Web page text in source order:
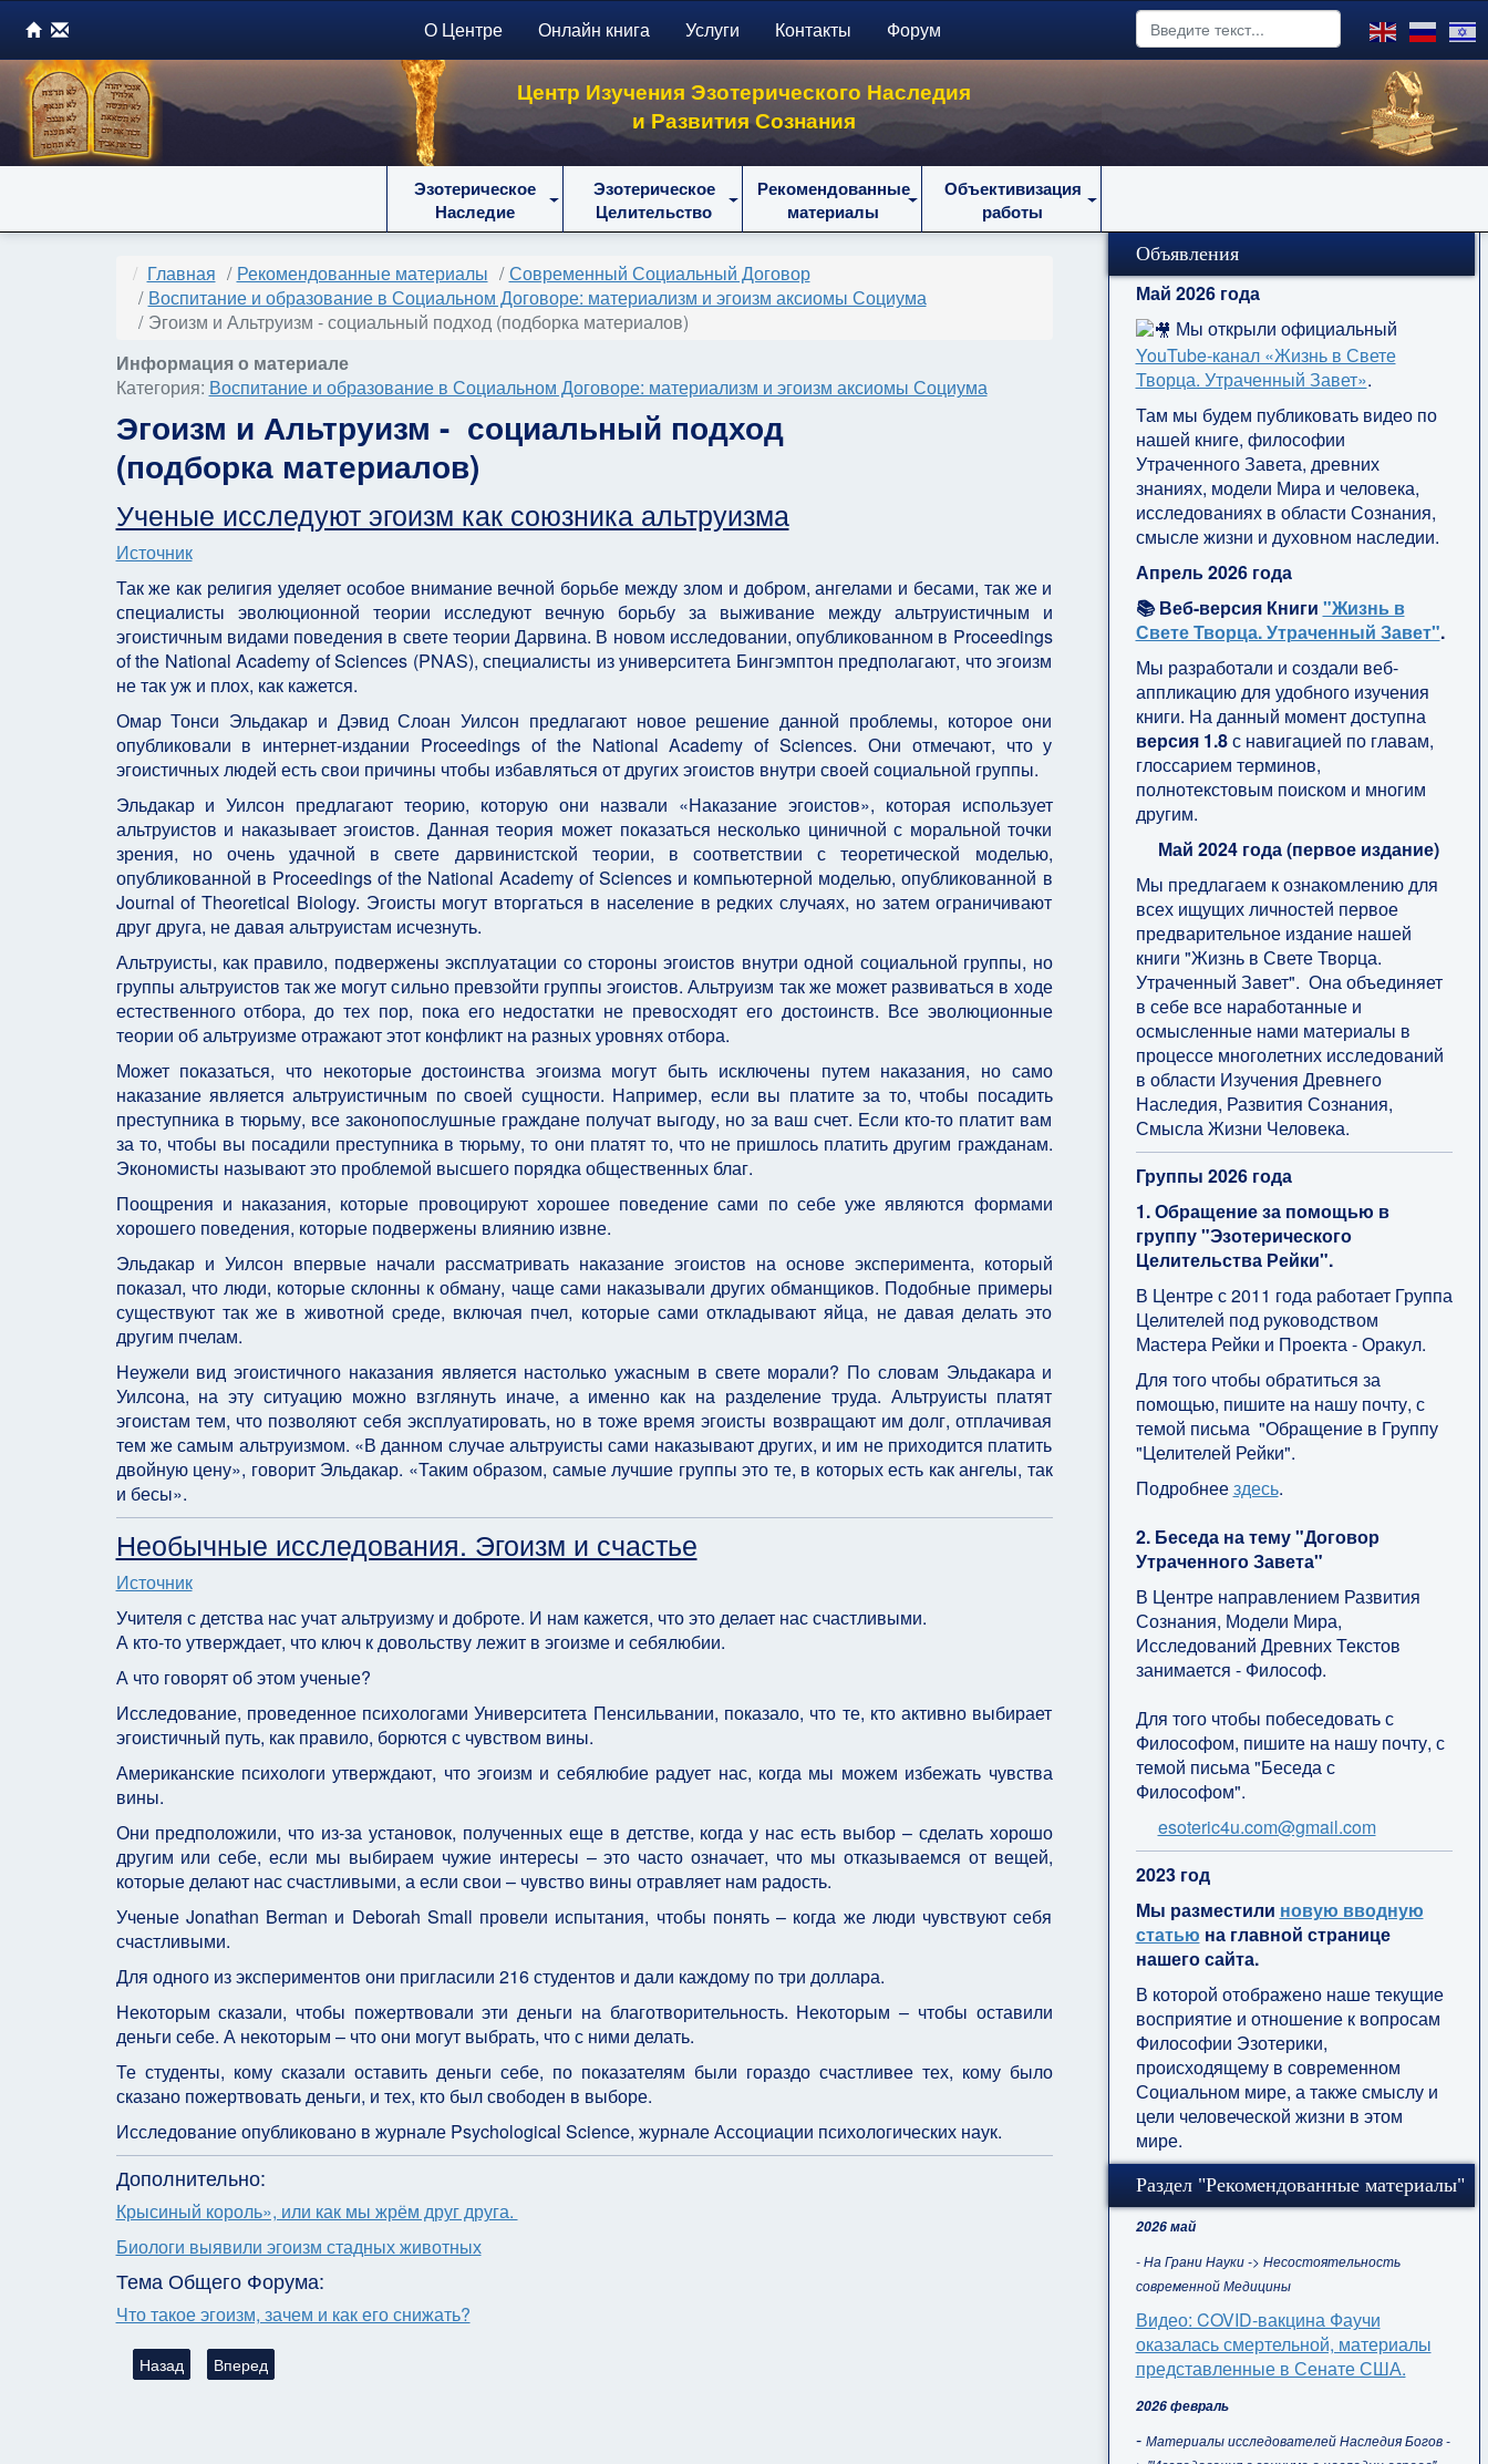
О Центре Онлайн книга Услуги Контакты Форум
Центр Изучения Эзотерического Наследия
и Развития Сознания
Эзотерическое
Наследие
Эзотерическое
Целительство
Рекомендованные
материалы
Объективизация
работы
Главная Рекомендованные материалы
Современный Социальный Договор
Воспитание и образование в Социальном Договоре: материализм и эгоизм аксиомы Социума
Эгоизм и Альтруизм - социальный подход (подборка материалов)
Информация о материале
Категория: Воспитание и образование в Социальном Договоре: материализм и эгоизм аксиомы Социума
Эгоизм и Альтруизм - социальный подход
(подборка материалов)
Ученые исследуют эгоизм как союзника альтруизма
Источник
Так же как религия уделяет особое внимание вечной борьбе между злом и добром, ангелами и бесами, так же и
специалисты эволюционной теории исследуют вечную борьбу за выживание между альтруистичным и
эгоистичным видами поведения в свете теории Дарвина. В новом исследовании, опубликованном в Proceedings
of the National Academy of Sciences (PNAS), специалисты из университета Бингэмптон предполагают, что эгоизм
не так уж и плох, как кажется.
Омар Тонси Эльдакар и Дэвид Слоан Уилсон предлагают новое решение данной проблемы, которое они
опубликовали в интернет-издании Proceedings of the National Academy of Sciences. Они отмечают, что у
эгоистичных людей есть свои причины чтобы избавляться от других эгоистов внутри своей социальной группы.
Эльдакар и Уилсон предлагают теорию, которую они назвали «Наказание эгоистов», которая использует
альтруистов и наказывает эгоистов. Данная теория может показаться несколько циничной с моральной точки
зрения, но очень удачной в свете дарвинистской теории, в соответствии с теоретической моделью,
опубликованной в Proceedings of the National Academy of Sciences и компьютерной моделью, опубликованной в
Journal of Theoretical Biology. Эгоисты могут вторгаться в население в редких случаях, но затем ограничивают
друг друга, не давая альтруистам исчезнуть.
Альтруисты, как правило, подвержены эксплуатации со стороны эгоистов внутри одной социальной группы, но
группы альтруистов так же могут сильно превзойти группы эгоистов. Альтруизм так же может развиваться в ходе
естественного отбора, до тех пор, пока его недостатки не превосходят его достоинств. Все эволюционные
теории об альтруизме отражают этот конфликт на разных уровнях отбора.
Может показаться, что некоторые достоинства эгоизма могут быть исключены путем наказания, но само
наказание является альтруистичным по своей сущности. Например, если вы платите за то, чтобы посадить
преступника в тюрьму, все законопослушные граждане получат выгоду, но за ваш счет. Если кто-то платит вам
за то, чтобы вы посадили преступника в тюрьму, то они платят то, что не пришлось платить другим гражданам.
Экономисты называют это проблемой высшего порядка общественных благ.
Поощрения и наказания, которые провоцируют хорошее поведение сами по себе уже являются формами
хорошего поведения, которые подвержены влиянию извне.
Эльдакар и Уилсон впервые начали рассматривать наказание эгоистов на основе эксперимента, который
показал, что люди, которые склонны к обману, чаще сами наказывали других обманщиков. Подобные примеры
существуют так же в животной среде, включая пчел, которые сами откладывают яйца, не давая делать это
другим пчелам.
Неужели вид эгоистичного наказания является настолько ужасным в свете морали? По словам Эльдакара и
Уилсона, на эту ситуацию можно взглянуть иначе, а именно как на разделение труда. Альтруисты платят
эгоистам тем, что позволяют себя эксплуатировать, но в тоже время эгоисты возвращают им долг, отплачивая
тем же самым альтруизмом. «В данном случае альтруисты сами наказывают других, и им не приходится платить
двойную цену», говорит Эльдакар. «Таким образом, самые лучшие группы это те, в которых есть как ангелы, так
и бесы».
Необычные исследования. Эгоизм и счастье
Источник
Учителя с детства нас учат альтруизму и доброте. И нам кажется, что это делает нас счастливыми.
А кто-то утверждает, что ключ к довольству лежит в эгоизме и себялюбии.
А что говорят об этом ученые?
Исследование, проведенное психологами Университета Пенсильвании, показало, что те, кто активно выбирает
эгоистичный путь, как правило, борются с чувством вины.
Американские психологи утверждают, что эгоизм и себялюбие радует нас, когда мы можем избежать чувства
вины.
Они предположили, что из-за установок, полученных еще в детстве, когда у нас есть выбор – сделать хорошо
другим или себе, если мы выбираем чужие интересы – это часто означает, что мы отказываемся от вещей,
которые делают нас счастливыми, а если свои – чувство вины отравляет нам радость.
Ученые Jonathan Berman и Deborah Small провели испытания, чтобы понять – когда же люди чувствуют себя
счастливыми.
Для одного из экспериментов они пригласили 216 студентов и дали каждому по три доллара.
Некоторым сказали, чтобы пожертвовали эти деньги на благотворительность. Некоторым – чтобы оставили
деньги себе. А некоторым – что они могут выбрать, что с ними делать.
Те студенты, кому сказали оставить деньги себе, по показателям были гораздо счастливее тех, кому было
сказано пожертвовать деньги, и тех, кто был свободен в выборе.
Исследование опубликовано в журнале Psychological Science, журнале Ассоциации психологических наук.
Дополнительно:
Крысиный король», или как мы жрём друг друга.
Биологи выявили эгоизм стадных животных
Тема Общего Форума:
Что такое эгоизм, зачем и как его снижать?
Предыдущий: Поколение ЯЯЯ: как нам с ними жить и работать? Изменение социального Договора
Назад Следующий: Мужчина взрослеет только после 43 лет
Вперед
Объявления
Май 2026 года
Мы открыли официальный
YouTube‑канал «Жизнь в Свете
Творца. Утраченный Завет».
Там мы будем публиковать видео по
нашей книге, философии
Утраченного Завета, древних
знаниях, модели Мира и человека,
исследованиях в области Сознания,
смысле жизни и духовном наследии.
Апрель 2026 года
📚 Веб-версия Книги "Жизнь в
Свете Творца. Утраченный Завет".
Мы разработали и создали веб-
аппликацию для удобного изучения
книги. На данный момент доступна
версия 1.8с навигацией по главам,
глоссарием терминов,
полнотекстовым поиском и многим
другим.
Май 2024 года (первое издание)
Мы предлагаем к ознакомлению для
всех ищущих личностей первое
предварительное издание нашей
книги "Жизнь в Свете Творца.
Утраченный Завет". Она объединяет
в себе все наработанные и
осмысленные нами материалы в
процессе многолетних исследований
в области Изучения Древнего
Наследия, Развития Сознания,
Смысла Жизни Человека.
Группы 2026 года
1. Обращение за помощью в
группу "Эзотерического
Целительства Рейки".
В Центре с 2011 года работает Группа
Целителей под руководством
Мастера Рейки и Проекта - Оракул.
Для того чтобы обратиться за
помощью, пишите на нашу почту, с
темой письма "Обращение в Группу
"Целителей Рейки".
Подробнеездесь.
2. Беседа на тему "Договор
Утраченного Завета"
В Центре направлением Развития
Сознания, Модели Мира,
Исследований Древних Текстов
занимается - Философ.
Для того чтобы побеседовать с
Философом, пишите на нашу почту, с
темой письма "Беседа с
Философом".
esoteric4u.com@gmail.com
2023 год
Мы разместили новую вводную
статью на главной странице
нашего сайта.
В которой отображено наше текущие
восприятие и отношение к вопросам
Философии Эзотерики,
происходящему в современном
Социальном мире, а также смыслу и
цели человеческой жизни в этом
мире.
Раздел "Рекомендованные материалы"
2026 май
- На Грани Науки -> Несостоятельность
современной Медицины
Видео: COVID-вакцина Фаучи
оказалась смертельной, материалы
представленные в Сенате США.
2026 февраль
- Материалы исследователей Наследия Богов -